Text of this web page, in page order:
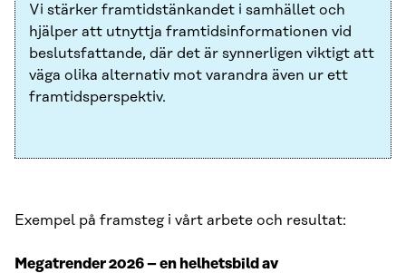
Vi stärker framtidstänkandet i samhället och
hjälper att utnyttja framtidsinformationen vid
beslutsfattande, där det är synnerligen viktigt att
väga olika alternativ mot varandra även ur ett
framtidsperspektiv.
Exempel på framsteg i vårt arbete och resultat:
Megatrender 2026 – en helhetsbild av